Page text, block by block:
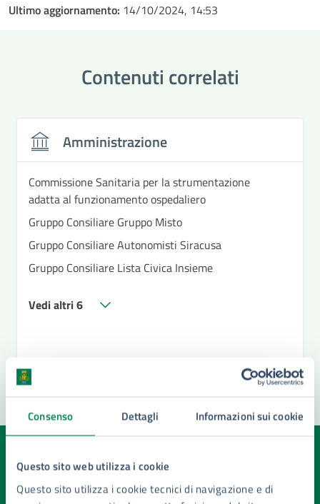
Consenso Dettagli Informazioni sui cookie
Questo sito web utilizza i cookie
Questo sito utilizza i cookie tecnici di navigazione e di
Ultimo aggiornamento: 14/10/2024, 14:53
Contenuti correlati
Amministrazione
Commissione Sanitaria per la strumentazione
adatta al funzionamento ospedaliero
Gruppo Consiliare Gruppo Misto
Gruppo Consiliare Autonomisti Siracusa
Gruppo Consiliare Lista Civica Insieme
Vedi altri 6
Quanto sono chiare le informazioni su questa
pagina?